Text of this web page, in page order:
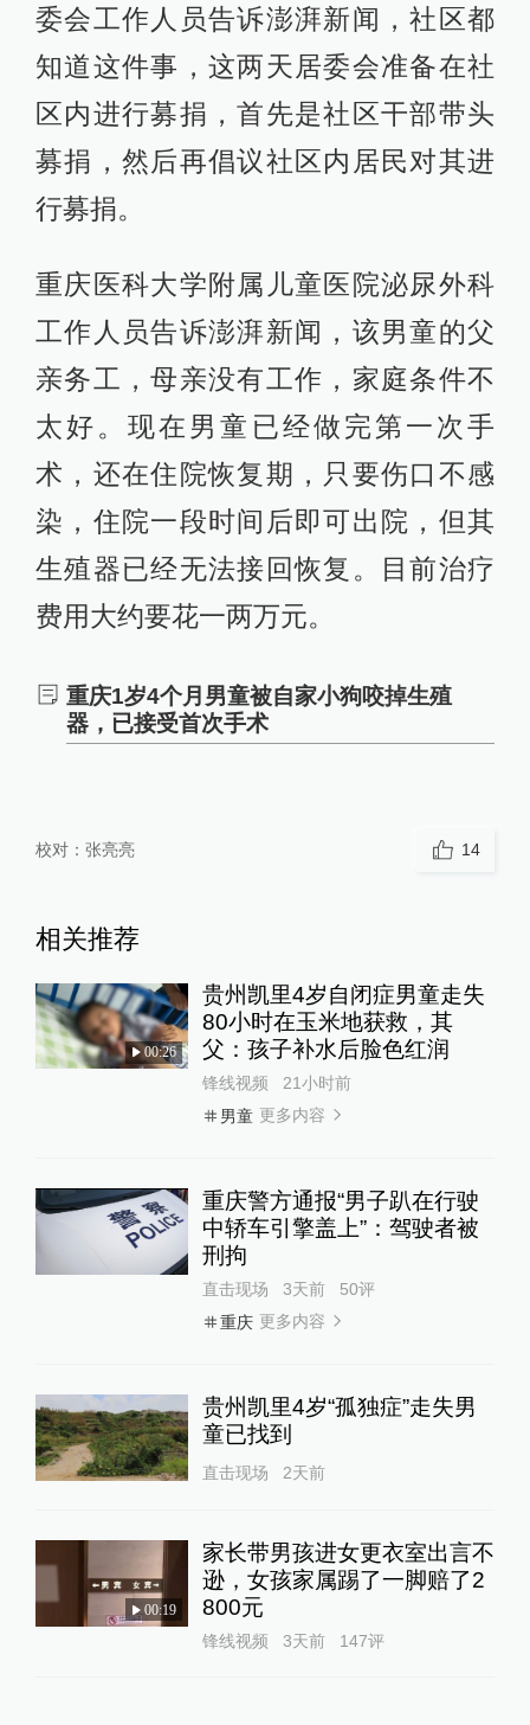
委会工作人员告诉澎湃新闻，社区都
知道这件事，这两天居委会准备在社
区内进行募捐，首先是社区干部带头
募捐，然后再倡议社区内居民对其进
行募捐。
重庆医科大学附属儿童医院泌尿外科
工作人员告诉澎湃新闻，该男童的父
亲务工，母亲没有工作，家庭条件不
太好。现在男童已经做完第一次手
术，还在住院恢复期，只要伤口不感
染，住院一段时间后即可出院，但其
生殖器已经无法接回恢复。目前治疗
费用大约要花一两万元。
重庆1岁4个月男童被自家小狗咬掉生殖
器，已接受首次手术
校对： 张亮亮 14
相关推荐
00:26
贵州凯里4岁自闭症男童走失
80小时在玉米地获救，其
父：孩子补水后脸色红润
锋线视频
21小时前
男童 更多内容
重庆警方通报“男子趴在行驶
中轿车引擎盖上”：驾驶者被
刑拘
直击现场 3天前 50评
重庆 更多内容
贵州凯里4岁“孤独症”走失男
童已找到
直击现场 2天前
00:19
家长带男孩进女更衣室出言不
逊，女孩家属踢了一脚赔了2
800元
锋线视频 3天前 147评